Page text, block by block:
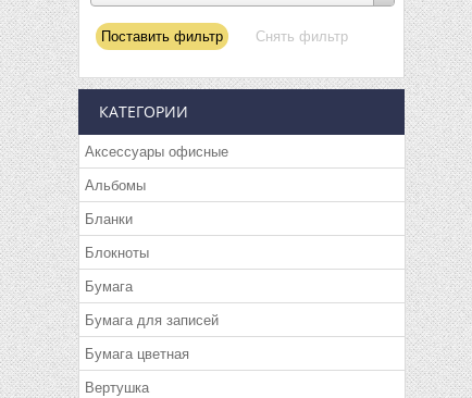
КАТЕГОРИИ
Аксессуары офисные
Альбомы
Бланки
Блокноты
Бумага
Бумага для записей
Бумага цветная
Вертушка